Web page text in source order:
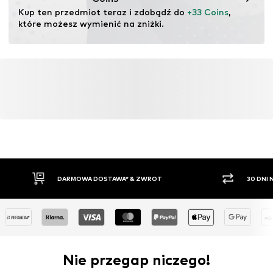
Nr artykułu NAK2052001000001
Kup ten przedmiot teraz i zdobądź do +33 Coins,
które możesz wymienić na zniżki.
DARMOWA DOSTAWA* & ZWROT 30 DNI
Nie przegap niczego!